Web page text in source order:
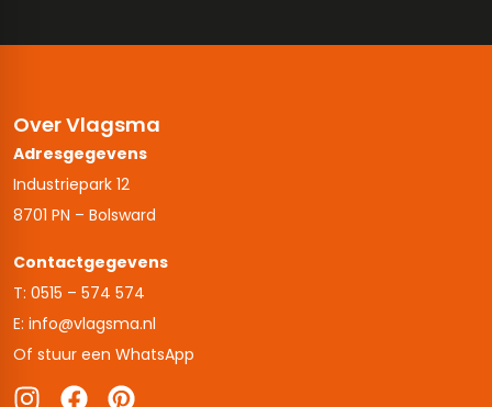
Over Vlagsma
Adresgegevens
Industriepark 12
8701 PN – Bolsward
Contactgegevens
T: 0515 – 574 574
E: info@vlagsma.nl
Of stuur een WhatsApp